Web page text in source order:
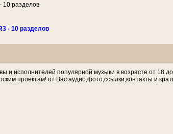
10 разделов
- 10 разделов
и исполнителей популярной музыки в возрасте от 18
проектам! от Вас аудио,фото,ссылки,контакты и